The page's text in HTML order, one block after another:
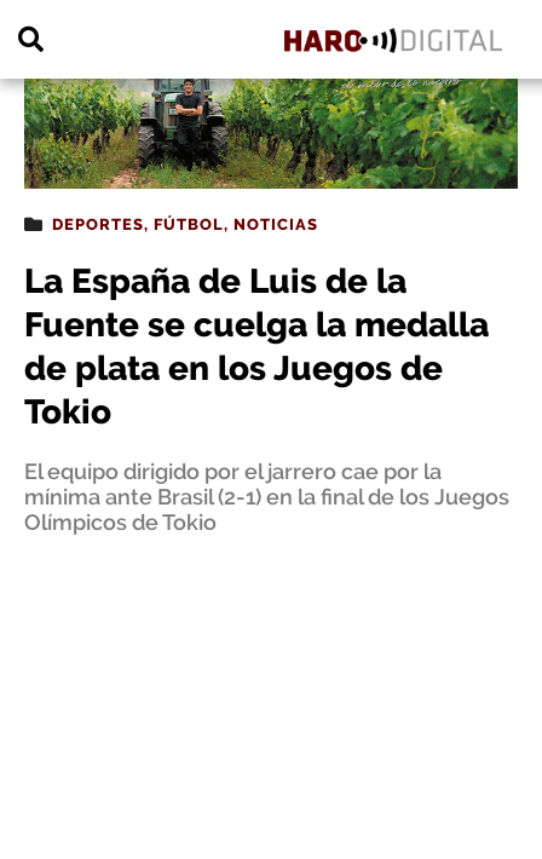
DEPORTES, FÚTBOL, NOTICIAS
La España de Luis de la
Fuente se cuelga la medalla
de plata en los Juegos de
Tokio
El equipo dirigido por el jarrero cae por la
mínima ante Brasil (2-1) en la final de los Juegos
Olímpicos de Tokio